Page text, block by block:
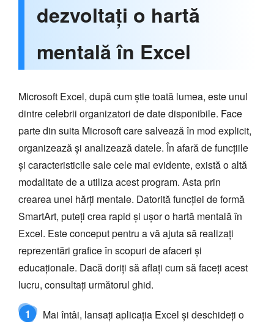
dezvoltați o hartă
mentală în Excel
Microsoft Excel, după cum știe toată lumea, este unul
dintre celebrii organizatori de date disponibile. Face
parte din suita Microsoft care salvează în mod explicit,
organizează și analizează datele. În afară de funcțiile
și caracteristicile sale cele mai evidente, există o altă
modalitate de a utiliza acest program. Asta prin
crearea unei hărți mentale. Datorită funcției de formă
SmartArt, puteți crea rapid și ușor o hartă mentală în
Excel. Este conceput pentru a vă ajuta să realizați
reprezentări grafice în scopuri de afaceri și
educaționale. Dacă doriți să aflați cum să faceți acest
lucru, consultați următorul ghid.
1 Mai întâi, lansați aplicația Excel și deschideți o